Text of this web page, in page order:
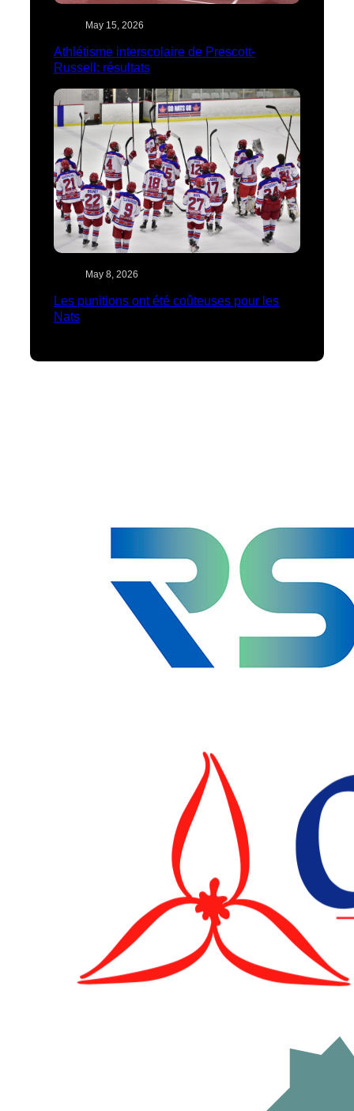
May 15, 2026
Athlétisme interscolaire de Prescott-
Russell: résultats
May 8, 2026
Les punitions ont été coûteuses pour les
Nats